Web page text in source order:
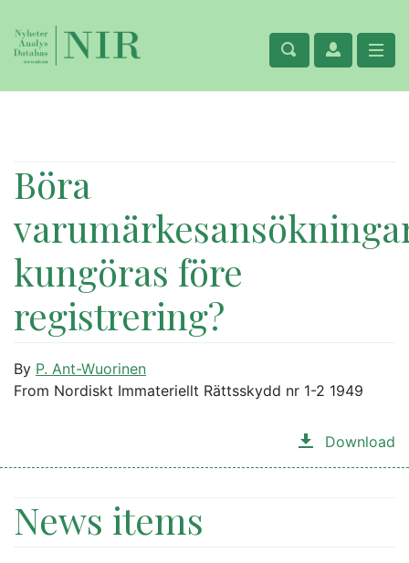
Böra
kungöras före
registrering?
By P. Ant-Wuorinen
From Nordiskt Immateriellt Rättsskydd nr 1-2 1949
Download
News items